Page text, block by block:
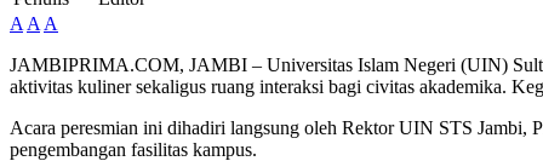
A A A
JAMBIPRIMA.COM, JAMBI – Universitas Islam Negeri (UIN)
aktivitas kuliner sekaligus ruang interaksi bagi civitas akademika.
Acara peresmian ini dihadiri langsung oleh Rektor UIN STS Jambi,
pengembangan fasilitas kampus.